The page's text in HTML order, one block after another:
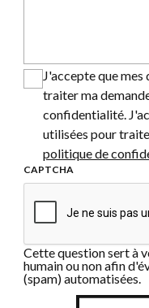
J'accepte que
traiter ma
confidentialité.
utilisées pour
politique de
CAPTCHA
Cette question sert à
humain ou non afin
(spam) automatisées.